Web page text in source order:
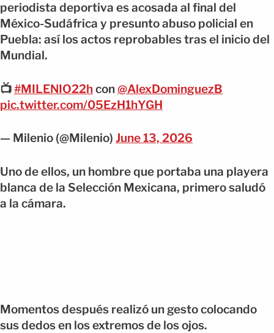
periodista deportiva es acosada al final del
México-Sudáfrica y presunto abuso policial en
Puebla: así los actos reprobables tras el inicio del
Mundial.
📺#MILENIO22hcon@AlexDominguezB
pic.twitter.com/05EzH1hYGH
— Milenio (@Milenio) June 13, 2026
Uno de ellos, un hombre que portaba una playera
blanca de la Selección Mexicana, primero saludó
a la cámara.
Momentos después realizó un gesto colocando
sus dedos en los extremos de los ojos.